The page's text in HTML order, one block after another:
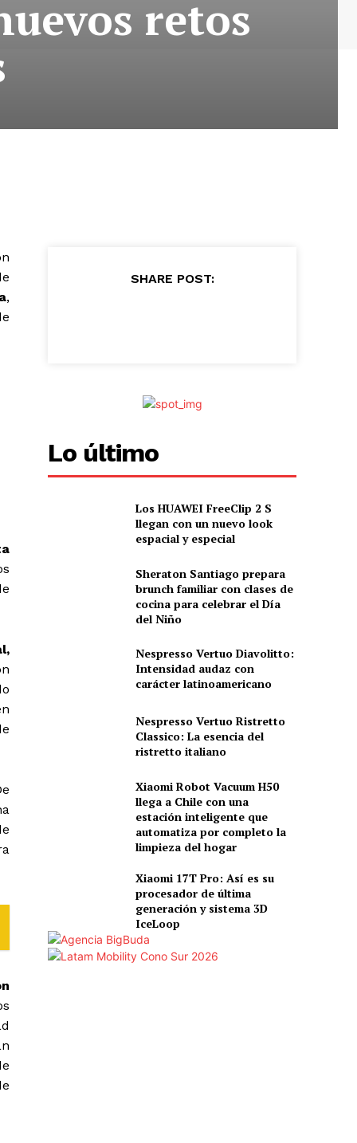
retos
,
SHARE POST:
Lo último
Los HUAWEI FreeClip 2 S
llegan con un nuevo look
espacial y especial
Sheraton Santiago prepara
brunch familiar con clases de
cocina para celebrar el Día
del Niño
Nespresso Vertuo Diavolitto:
Intensidad audaz con
carácter latinoamericano
Nespresso Vertuo Ristretto
Classico: La esencia del
ristretto italiano
Xiaomi Robot Vacuum H50
llega a Chile con una
estación inteligente que
automatiza por completo la
limpieza del hogar
Xiaomi 17T Pro: Así es su
procesador de última
generación y sistema 3D
IceLoop